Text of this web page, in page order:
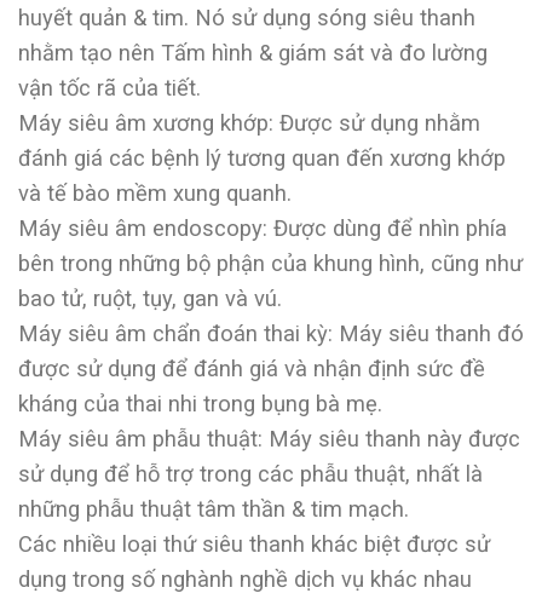
huyết quản & tim. Nó sử dụng sóng siêu thanh
nhằm tạo nên Tấm hình & giám sát và đo lường
vận tốc rã của tiết.
Máy siêu âm xương khớp: Được sử dụng nhằm
đánh giá các bệnh lý tương quan đến xương khớp
và tế bào mềm xung quanh.
Máy siêu âm endoscopy: Được dùng để nhìn phía
bên trong những bộ phận của khung hình, cũng như
bao tử, ruột, tụy, gan và vú.
Máy siêu âm chẩn đoán thai kỳ: Máy siêu thanh đó
được sử dụng để đánh giá và nhận định sức đề
kháng của thai nhi trong bụng bà mẹ.
Máy siêu âm phẫu thuật: Máy siêu thanh này được
sử dụng để hỗ trợ trong các phẫu thuật, nhất là
những phẫu thuật tâm thần & tim mạch.
Các nhiều loại thứ siêu thanh khác biệt được sử
dụng trong số nghành nghề dịch vụ khác nhau